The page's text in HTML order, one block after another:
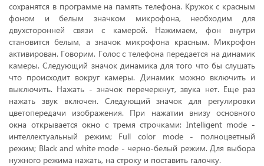
сохранятся в программе на память телефона. Кружок с красным
фоном и белым значком микрофона, необходим для
двухсторонней связи с камерой. Нажимаем, фон внутри
становится белым, а значок микрофона красным. Микрофон
активирован. Говорим. Голос с телефона передается на динамик
камеры. Следующий значок динамика для того что бы слушать
что происходит вокруг камеры. Динамик можно включить и
выключить. Нажать - значок перечеркнут, звука нет. Еще раз
нажать звук включен. Следующий значок для регулировки
цветопередачи изображения. При нажатии внизу основного
окна открывается окно с тремя строчками: Intelligent mode -
интеллектуальный режим; Full color mode - полноцветный
режим; Black and white mode - черно-белый режим. Для выбора
нужного режима нажать, на строку и поставить галочку.